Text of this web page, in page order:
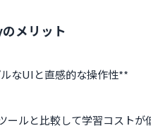
メリット
ールと比較して学習コストが